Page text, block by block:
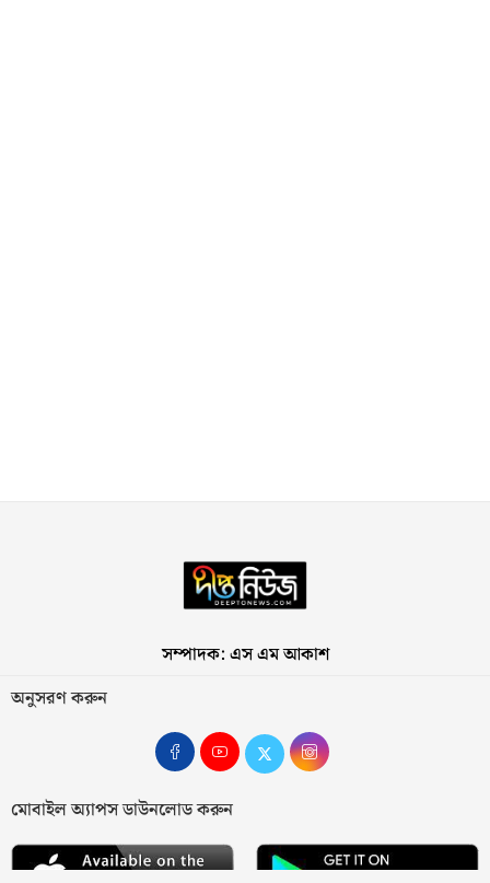
সম্পাদক: এস এম আকাশ
অনুসরণ করুন
মোবাইল অ্যাপস ডাউনলোড করুন